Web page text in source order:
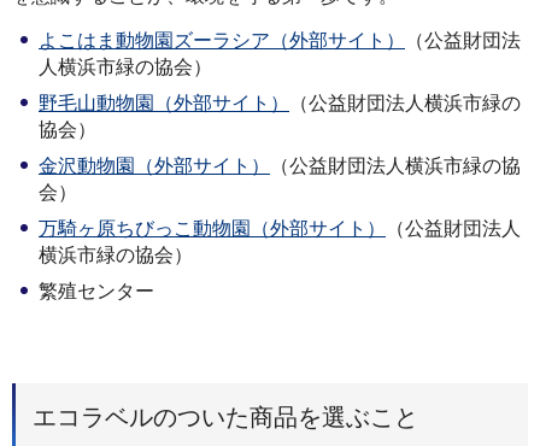
よこはま動物園ズーラシア（外部サイト）
（公益財団法
人横浜市緑の協会）
野毛山動物園（外部サイト）
（公益財団法人横浜市緑の
協会）
金沢動物園（外部サイト）
（公益財団法人横浜市緑の協
会）
万騎ヶ原ちびっこ動物園（外部サイト）
（公益財団法人
横浜市緑の協会）
繁殖センター
エコラベルのついた商品を選ぶこと